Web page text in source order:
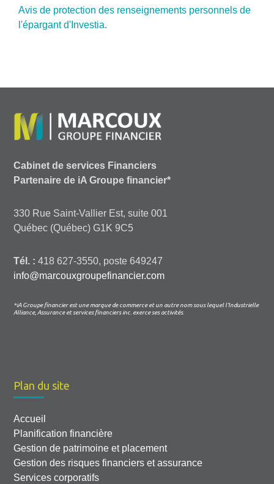
Avis de protection des renseignements personnels de
l'épargant d'Investia.
Cabinet de services Financiers
Partenaire de iA Groupe financier*
330 Rue Saint-Vallier Est, suite 001
Québec (Québec) G1K 9C5
Tél. : 418 627-3550, poste 649247
info@marcouxgroupefinancier.com
*iA Groupe financier est une marque de commerce et un autre nom sous lequel l’Industrielle
Alliance, Assurance et services financiers inc. exerce ses activités.
Plan du site
Accueil
Planification financière
Gestion de patrimoine et placement
Gestion des risques financiers et assurance
Services corporatifs